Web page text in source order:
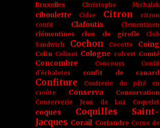
Bruxelles
Christophe Michalak
ciboulette Cidre Citron
citron
confit
Clafoutis Clementinen
clémentines clou de girofle
Club
Sandwich
Cochon Cocotte Coing
Colin Colinot Cologne colvert Comté
Concombre Concours
Confit
d'échalotes
confit de canard
Confiture
Confrerie du pâté en
croûte
Conserva Conservation
Conserverie Jean de Luz Coquelet
coques
Coquilles Saint-
Jacques Corail Coriandre Corne de